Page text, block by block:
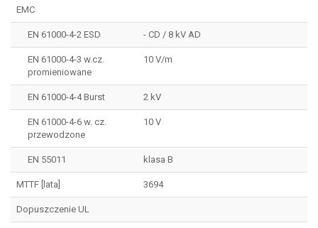
EMC
EN 61000-4-2 ESD - CD / 8 kV AD
EN 61000-4-3 w.cz.
promieniowane
10 V/m
EN 61000-4-4 Burst 2 kV
EN 61000-4-6 w. cz.
przewodzone
10 V
EN 55011 klasa B
MTTF [lata] 3694
Dopuszczenie UL